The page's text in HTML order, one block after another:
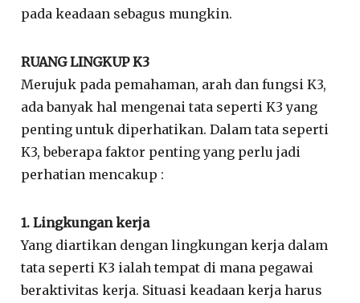
pada keadaan sebagus mungkin.
RUANG LINGKUP K3
Merujuk pada pemahaman, arah dan fungsi K3,
ada banyak hal mengenai tata seperti K3 yang
penting untuk diperhatikan. Dalam tata seperti
K3, beberapa faktor penting yang perlu jadi
perhatian mencakup :
1. Lingkungan kerja
Yang diartikan dengan lingkungan kerja dalam
tata seperti K3 ialah tempat di mana pegawai
beraktivitas kerja. Situasi keadaan kerja harus